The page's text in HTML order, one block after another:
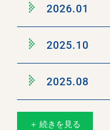
2026.01
2025.10
2025.08
＋ 続きを見る